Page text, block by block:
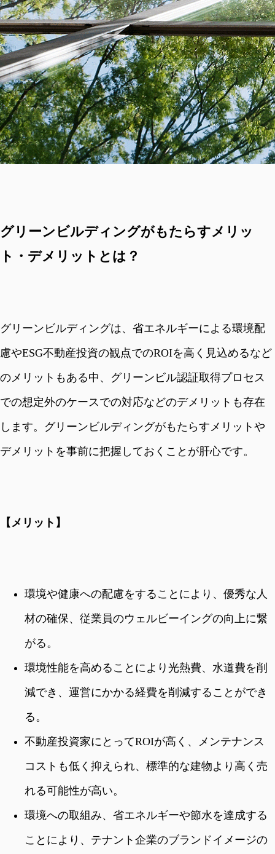
グリーンビルディングがもたらすメリッ
ト・デメリットとは？
グリーンビルディングは、省エネルギーによる環境配
慮やESG不動産投資の観点でのROIを高く見込めるなど
のメリットもある中、グリーンビル認証取得プロセス
での想定外のケースでの対応などのデメリットも存在
します。グリーンビルディングがもたらすメリットや
デメリットを事前に把握しておくことが肝心です。
【メリット】
環境や健康への配慮をすることにより、優秀な人
材の確保、従業員のウェルビーイングの向上に繋
がる。
環境性能を高めることにより光熱費、水道費を削
減でき、運営にかかる経費を削減することができ
る。
不動産投資家にとってROIが高く、メンテナンス
コストも低く抑えられ、標準的な建物より高く売
れる可能性が高い。
環境への取組み、省エネルギーや節水を達成する
ことにより、テナント企業のブランドイメージの